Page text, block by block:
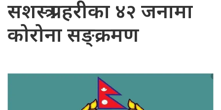
सशस्त्र प्रहरीका ४२ जनामा
कोरोना सङ्क्रमण